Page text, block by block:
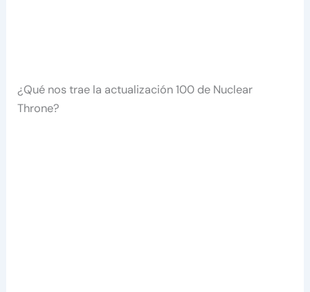
¿Qué nos trae la actualización 100 de Nuclear
Throne?